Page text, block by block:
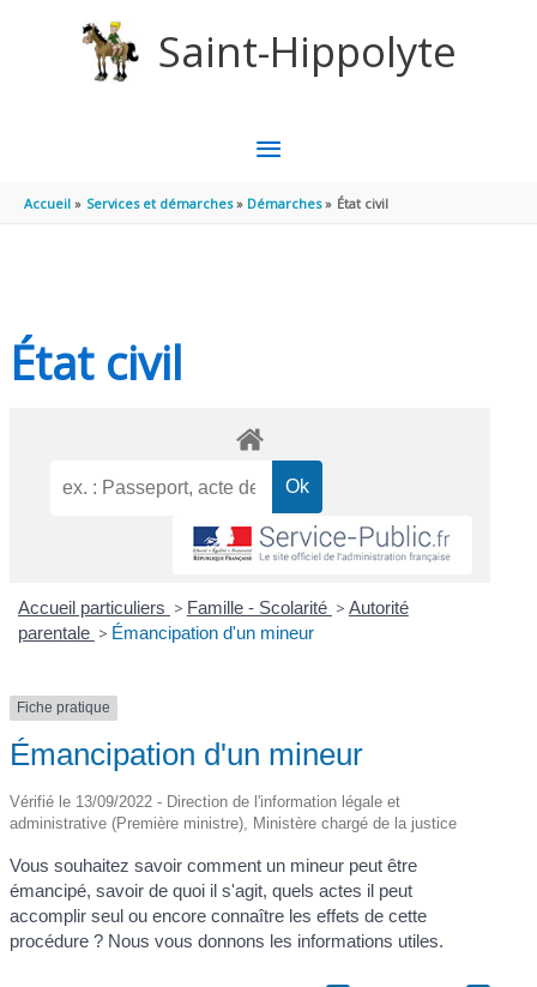
Saint-Hippolyte
MENU
PRINCIPAL
Accueil Services et démarches Démarches État civil
État civil
Accueil particuliers > Famille - Scolarité > Autorité
parentale > Émancipation d'un mineur
Fiche pratique
Émancipation d'un mineur
Vérifié le 13/09/2022 - Direction de l'information légale et
administrative (Première ministre), Ministère chargé de la justice
Vous souhaitez savoir comment un mineur peut être
émancipé, savoir de quoi il s'agit, quels actes il peut
accomplir seul ou encore connaître les effets de cette
procédure ? Nous vous donnons les informations utiles.